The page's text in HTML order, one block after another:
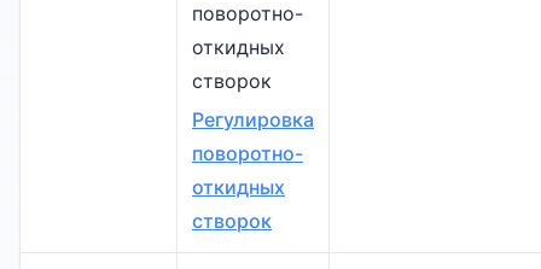
поворотно-
откидных
створок
Регулировка
поворотно-
откидных
створок